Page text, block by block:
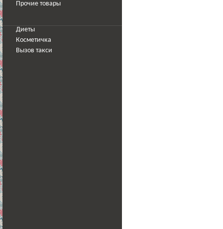
Прочие товары
Диеты
Косметичка
Вызов такси